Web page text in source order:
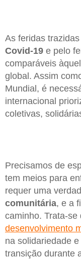
As feridas
Covid-19 e pelo
comparáveis
global. Assim
Mundial, é
internacional
coletivas,
Precisamos de
tem meios para
requer uma
comunitária, e a
caminho. Trata-se
desenvolvimento
na solidariedade
transição durante